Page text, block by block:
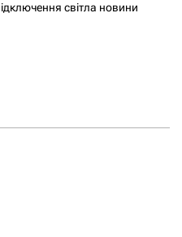
світла новини